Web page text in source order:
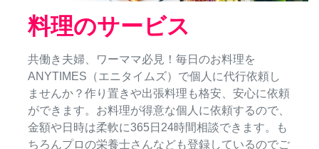
料理のサービス
共働き夫婦、ワーママ必見！毎日のお料理を
ANYTIMES（エニタイムズ）で個人に代行依頼し
ませんか？作り置きや出張料理も格安、安心に依頼
ができます。お料理が得意な個人に依頼するので、
金額や日時は柔軟に365日24時間相談できます。も
ちろんプロの栄養士さんなども登録しているのでご